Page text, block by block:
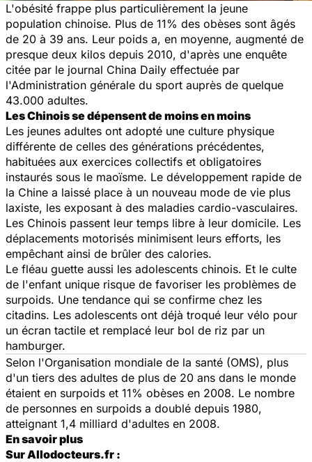
L'obésité frappe plus particulièrement la jeune
population chinoise. Plus de 11% des obèses sont âgés
de 20 à 39 ans. Leur poids a, en moyenne, augmenté de
presque deux kilos depuis 2010, d'après une enquête
citée par le journal China Daily effectuée par
l'Administration générale du sport auprès de quelque
43.000 adultes.
Les Chinois se dépensent de moins en moins
Les jeunes adultes ont adopté une culture physique
différente de celles des générations précédentes,
habituées aux exercices collectifs et obligatoires
instaurés sous le maoïsme. Le développement rapide de
la Chine a laissé place à un nouveau mode de vie plus
laxiste, les exposant à des maladies cardio-vasculaires.
Les Chinois passent leur temps libre à leur domicile. Les
déplacements motorisés minimisent leurs efforts, les
empêchant ainsi de brûler des calories.
Le fléau guette aussi les adolescents chinois. Et le culte
de l'enfant unique risque de favoriser les problèmes de
surpoids. Une tendance qui se confirme chez les
citadins. Les adolescents ont déjà troqué leur vélo pour
un écran tactile et remplacé leur bol de riz par un
hamburger.
Selon l'Organisation mondiale de la santé (OMS), plus
d'un tiers des adultes de plus de 20 ans dans le monde
étaient en surpoids et 11% obèses en 2008. Le nombre
de personnes en surpoids a doublé depuis 1980,
atteignant 1,4 milliard d'adultes en 2008.
En savoir plus
Sur Allodocteurs.fr :